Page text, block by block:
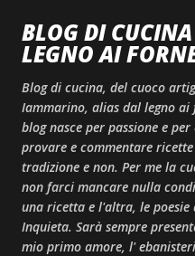
Passa ai
BLOG DI
LEGNO AI
Blog di cucina, del cuoco
Iammarino, alias dal legno ai
blog nasce per passione e
provare e commentare
tradizione e non. Per me la
non farci mancare nulla
una ricetta e l'altra, le poesie
Inquieta. Sarà sempre
mio primo amore, l'